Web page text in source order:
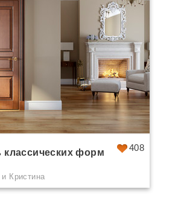
408
классических форм
Кристина